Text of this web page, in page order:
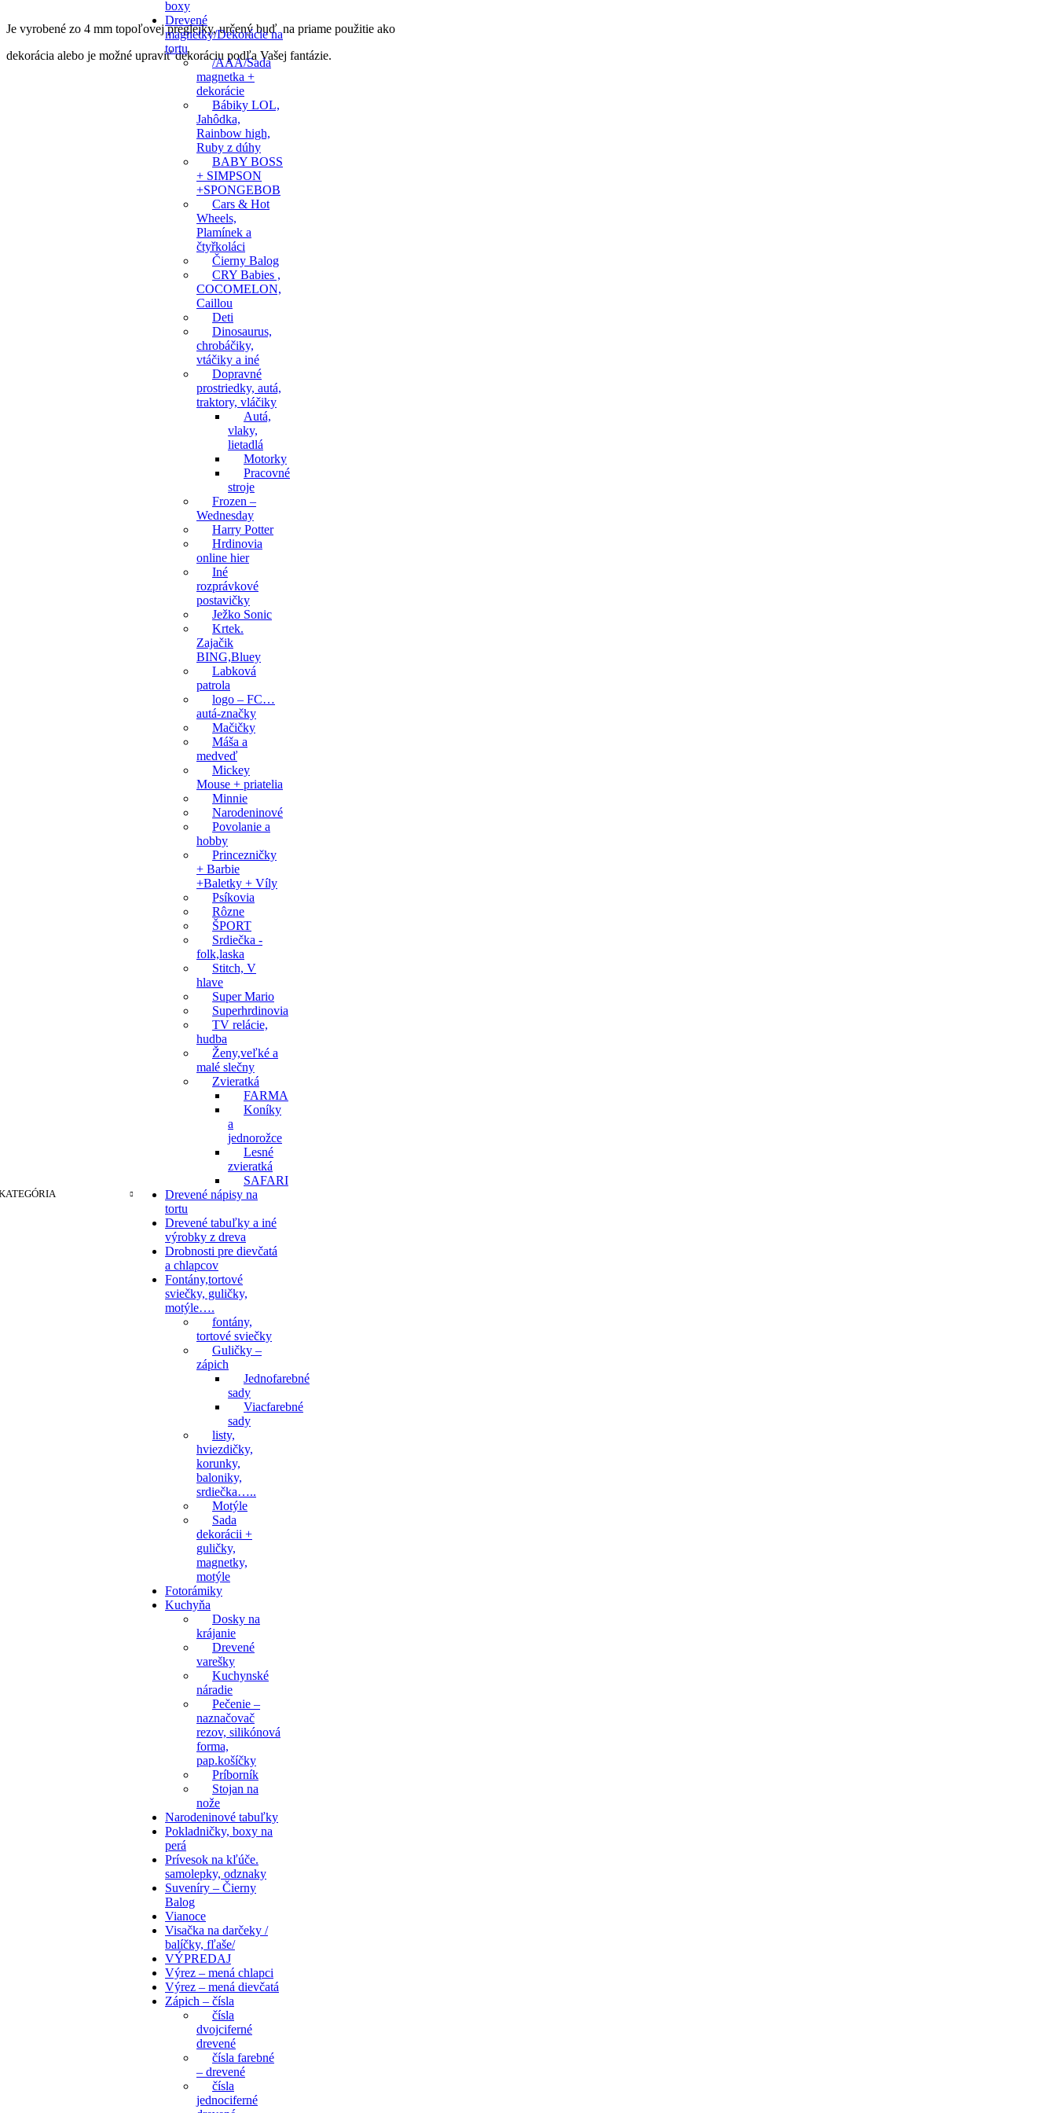
boxy
Drevené
magnetky/Dekorácie na
tortu
/AAA/Sada
magnetka +
dekorácie
Bábiky LOL,
Jahôdka,
Rainbow high,
Ruby z dúhy
BABY BOSS
+ SIMPSON
+SPONGEBOB
Cars & Hot
Wheels,
Plamínek a
čtyřkoláci
Čierny Balog
CRY Babies ,
COCOMELON,
Caillou
Deti
Dinosaurus,
chrobáčiky,
vtáčiky a iné
Dopravné
prostriedky, autá,
traktory, vláčiky
Autá,
vlaky,
lietadlá
Motorky
Pracovné
stroje
Frozen –
Wednesday
Harry Potter
Hrdinovia
online hier
Iné
rozprávkové
postavičky
Ježko Sonic
Krtek.
Zajačik
BING,Bluey
Labková
patrola
logo – FC…
autá-značky
Mačičky
Máša a
medveď
Mickey
Mouse + priatelia
Minnie
Narodeninové
Povolanie a
hobby
Princezničky
+ Barbie
+Baletky + Víly
Psíkovia
Rôzne
ŠPORT
Srdiečka -
folk,laska
Stitch, V
hlave
Super Mario
Superhrdinovia
TV relácie,
hudba
Ženy,veľké a
malé slečny
Zvieratká
FARMA
Koníky
a
jednorožce
Lesné
zvieratká
SAFARI
Drevené nápisy na
tortu
Drevené tabuľky a iné
výrobky z dreva
Drobnosti pre dievčatá
a chlapcov
Fontány,tortové
sviečky, guličky,
motýle….
fontány,
tortové sviečky
Guličky –
zápich
Jednofarebné
sady
Viacfarebné
sady
listy,
hviezdičky,
korunky,
baloniky,
srdiečka…..
Motýle
Sada
dekorácii +
guličky,
magnetky,
motýle
Fotorámiky
Kuchyňa
Dosky na
krájanie
Drevené
varešky
Kuchynské
náradie
Pečenie –
naznačovač
rezov, silikónová
forma,
pap.košíčky
Príborník
Stojan na
nože
Narodeninové tabuľky
Pokladničky, boxy na
perá
Prívesok na kľúče.
samolepky, odznaky
Suveníry – Čierny
Balog
Vianoce
Visačka na darčeky /
balíčky, fľaše/
VÝPREDAJ
Výrez – mená chlapci
Výrez – mená dievčatá
Zápich – čísla
čísla
dvojciferné
drevené
čísla farebné
– drevené
čísla
jednociferné
Je vyrobené zo 4 mm topoľovej preglejky, určený buď na priame použitie ako
dekorácia alebo je možné upraviť dekoráciu podľa Vašej fantázie.